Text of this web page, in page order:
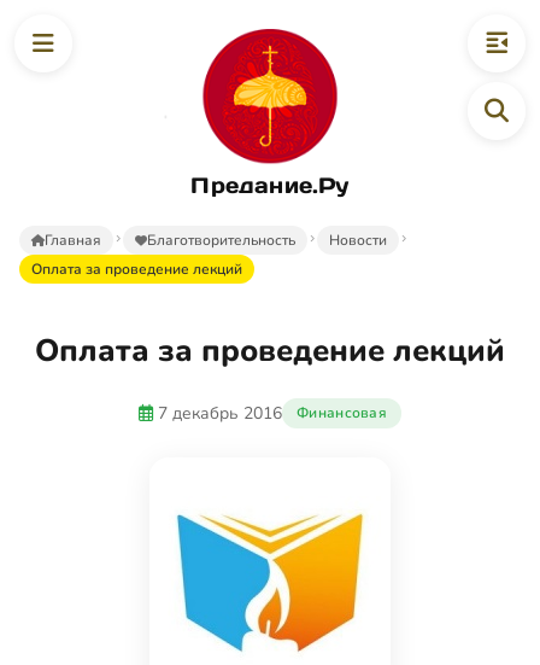
Предание.Ру
Главная Благотворительность
Новости
Оплата за проведение лекций
Оплата за проведение лекций
7 декабрь 2016 Финансовая